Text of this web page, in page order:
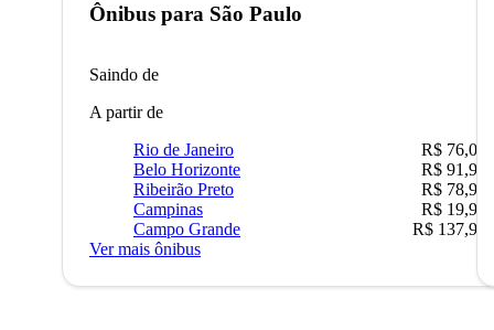
Ônibus para São Paulo
Saindo de
A partir de
Rio de Janeiro
R$ 76,09
Belo Horizonte
R$ 91,90
Ribeirão Preto
R$ 78,90
Campinas
R$ 19,90
Campo Grande
R$ 137,90
Ver mais ônibus